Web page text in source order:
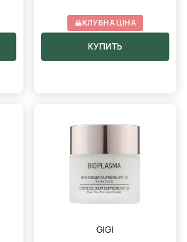
КЛУБНА ЦІНА
КУПИТЬ
GIGI